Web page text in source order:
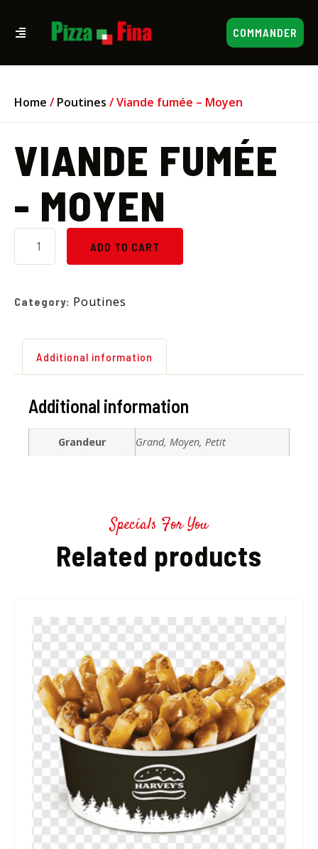
COMMANDER
Home / Poutines / Viande fumée – Moyen
VIANDE FUMÉE
- MOYEN
ADD TO CART
Category: Poutines
Additional information
Additional information
Grandeur Grand, Moyen, Petit
Specials For You
Related products